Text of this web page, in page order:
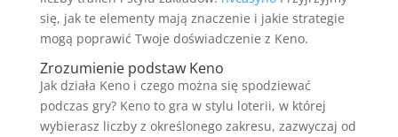
się, jak te elementy mają znaczenie i jakie strategie
mogą poprawić Twoje doświadczenie z Keno.
Zrozumienie podstaw Keno
Jak działa Keno i czego można się spodziewać
podczas gry? Keno to gra w stylu loterii, w której
wybierasz liczby z określonego zakresu, zazwyczaj od